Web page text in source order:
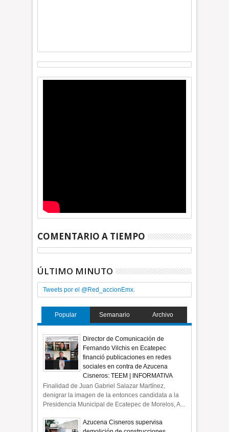
COMENTARIO A TIEMPO
ÚLTIMO MINUTO
Tweets por el @Red_accionEmx.
Popular Semanario Archivo
Director de Comunicación de
Fernando Vilchis en Ecatepec
financió publicaciones en redes
sociales en contra de Azucena
Cisneros: TEEM | INFORMATIVA
Finalidad de Juan Gabriel Salazar Martínez,
denigrar la imagen de la entonces candidata a la
Presidencia Municipal de Ecatepec de Morelos, A...
Azucena Cisneros supervisa